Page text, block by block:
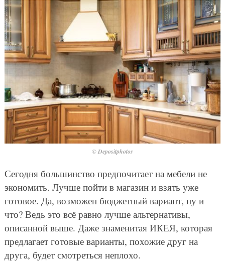
© Depositphotos
Сегодня большинство предпочитает на мебели не
экономить. Лучше пойти в магазин и взять уже
готовое. Да, возможен бюджетный вариант, ну и
что? Ведь это всё равно лучше альтернативы,
описанной выше. Даже знаменитая ИКЕЯ, которая
предлагает готовые варианты, похожие друг на
друга, будет смотреться неплохо.